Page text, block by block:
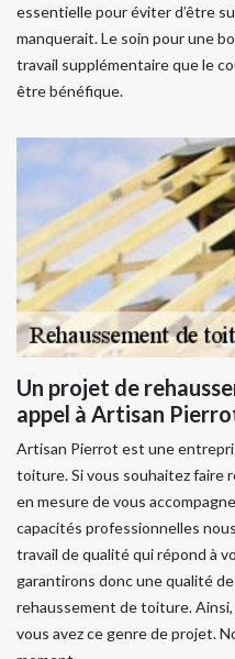
essentielle pour éviter d’être
manquerait. Le soin pour une
travail supplémentaire que le
être bénéfique.
Un projet de
appel à Artisan
Artisan Pierrot est une
toiture. Si vous souhaitez faire
en mesure de vous
capacités professionnelles
travail de qualité qui répond à
garantirons donc une qualité
rehaussement de toiture.
vous avez ce genre de projet.